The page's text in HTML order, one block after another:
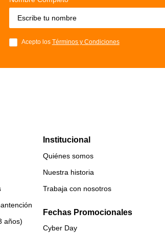
Acepto los Términos y Condiciones
años)
Institucional
Quiénes somos
Nuestra historia
Trabaja con nosotros
Fechas Promocionales
Cyber Day